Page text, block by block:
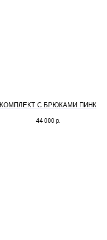
КОМПЛЕКТ С БРЮКАМИ ПИНК
44 000 р.